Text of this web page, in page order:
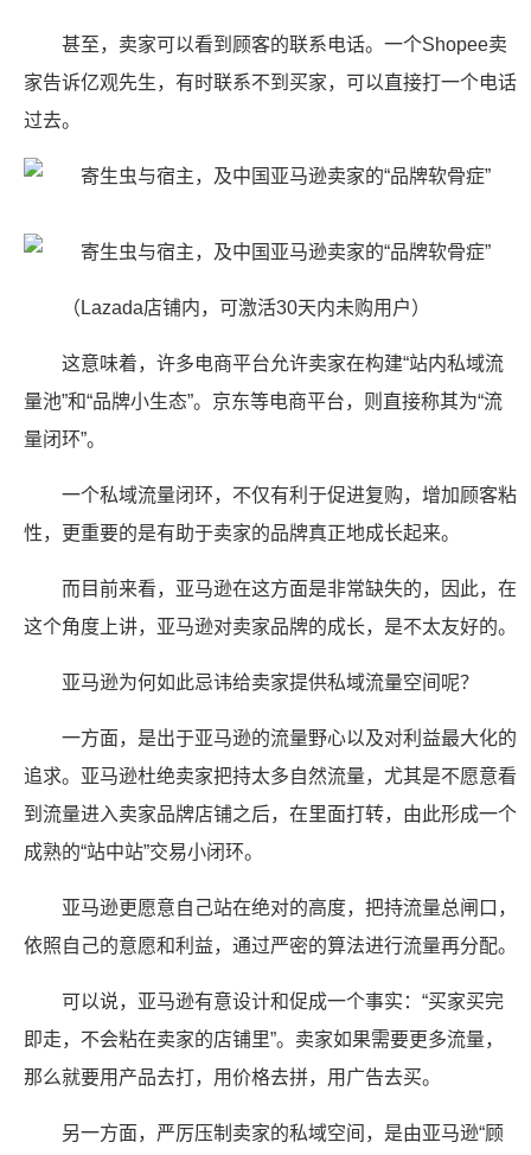
甚至，卖家可以看到顾客的联系电话。一个Shopee卖
家告诉亿观先生，有时联系不到买家，可以直接打一个电话
过去。
（Lazada店铺内，可激活30天内未购用户）
这意味着，许多电商平台允许卖家在构建“站内私域流
量池”和“品牌小生态”。京东等电商平台，则直接称其为“流
量闭环”。
一个私域流量闭环，不仅有利于促进复购，增加顾客粘
性，更重要的是有助于卖家的品牌真正地成长起来。
而目前来看，亚马逊在这方面是非常缺失的，因此，在
这个角度上讲，亚马逊对卖家品牌的成长，是不太友好的。
亚马逊为何如此忌讳给卖家提供私域流量空间呢？
一方面，是出于亚马逊的流量野心以及对利益最大化的
追求。亚马逊杜绝卖家把持太多自然流量，尤其是不愿意看
到流量进入卖家品牌店铺之后，在里面打转，由此形成一个
成熟的“站中站”交易小闭环。
亚马逊更愿意自己站在绝对的高度，把持流量总闸口，
依照自己的意愿和利益，通过严密的算法进行流量再分配。
可以说，亚马逊有意设计和促成一个事实：“买家买完
即走，不会粘在卖家的店铺里”。卖家如果需要更多流量，
那么就要用产品去打，用价格去拼，用广告去买。
另一方面，严厉压制卖家的私域空间，是由亚马逊“顾